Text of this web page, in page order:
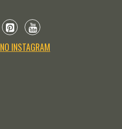
INSTAGRAM